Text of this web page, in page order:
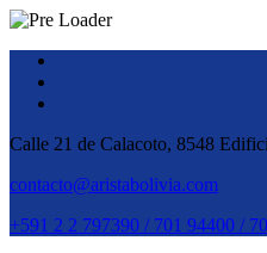
Calle 21 de Calacoto, 8548
contacto@aristabolivia.com
+591 2 2 797390 / 701 94400 /